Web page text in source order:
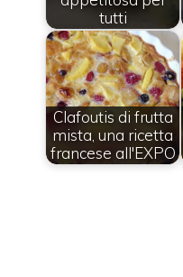
tutti
Clafoutis di frutta
mista, una ricetta
francese all'EXPO